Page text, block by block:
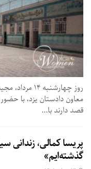
روز
معاون دادستان یزد، با حضور
قصد دارند با...
پریسا کمالی، زندانی
گذشته‌ایم»